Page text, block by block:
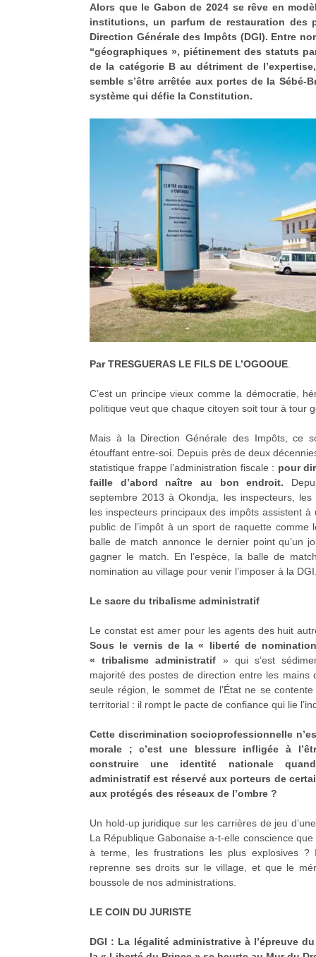
Alors que le Gabon de 2024 se rêve en
institutions, un parfum de restauration des
Direction Générale des Impôts (DGI). Entre
“géographiques », piétinement des statuts
de la catégorie B au détriment de
semble s’être arrêtée aux portes de la Sébé-
système qui défie la Constitution.
Par TRESGUERAS LE FILS DE L’OGOOUE.
C’est un principe vieux comme la démocratie,
politique veut que chaque citoyen soit tour à tour
Mais à la Direction Générale des Impôts, ce
étouffant entre-soi. Depuis près de deux
statistique frappe l’administration fiscale : pour
faille d’abord naître au bon endroit.
septembre 2013 à Okondja, les inspecteurs,
les inspecteurs principaux des impôts assistent
public de l’impôt à un sport de raquette comme
balle de match annonce le dernier point qu’un
gagner le match. En l’espèce, la balle de
nomination au village pour venir l’imposer à la
Le sacre du tribalisme administratif
Le constat est amer pour les agents des huit
Sous le vernis de la « liberté de
« tribalisme administratif » qui s’est
majorité des postes de direction entre les mains
seule région, le sommet de l’État ne se contente
territorial : il rompt le pacte de confiance qui lie
Cette discrimination socioprofessionnelle
morale ; c’est une blessure infligée à
construire une identité nationale
administratif est réservé aux porteurs de
aux protégés des réseaux de l’ombre ?
Un hold-up juridique sur les carrières de jeu
La République Gabonaise a-t-elle conscience que
à terme, les frustrations les plus explosives
reprenne ses droits sur le village, et que le
boussole de nos administrations.
LE COIN DU JURISTE
DGI : La légalité administrative à l’épreuve